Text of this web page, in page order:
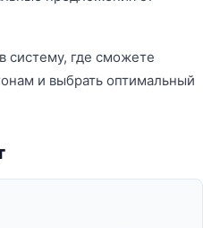
систему, где сможете
и выбрать оптимальный